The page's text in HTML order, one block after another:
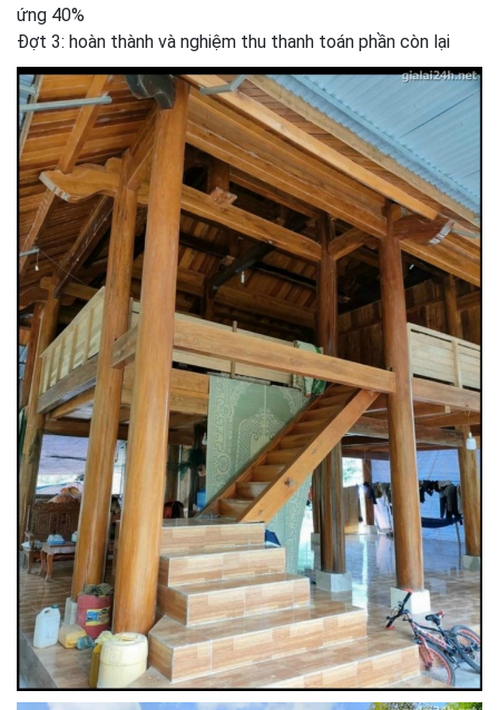
ứng 40%
Đợt 3: hoàn thành và nghiệm thu thanh toán phần còn lại